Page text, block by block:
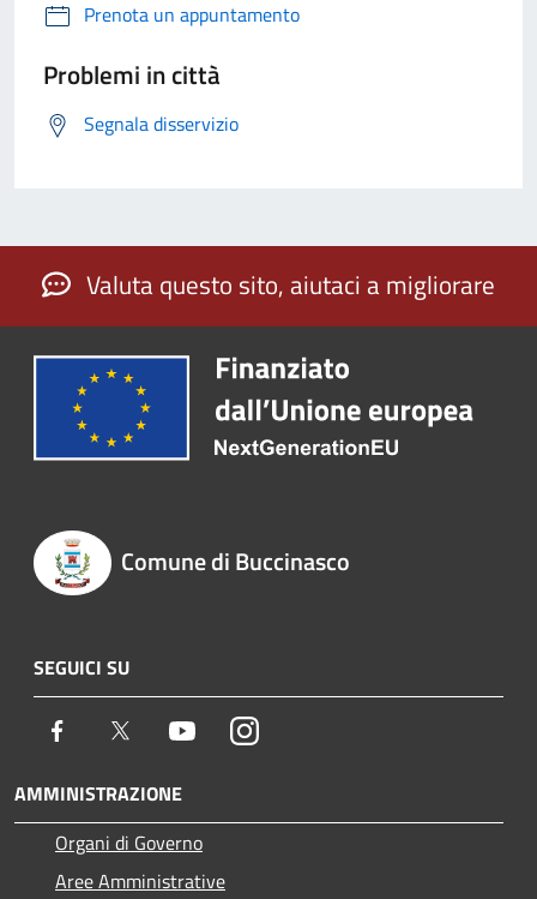
Prenota un appuntamento
Problemi in città
Segnala disservizio
Valuta questo sito, aiutaci a migliorare
Comune di Buccinasco
SEGUICI SU
Facebook Twitter YoutubeInstagram
AMMINISTRAZIONE
Organi di Governo
Aree Amministrative